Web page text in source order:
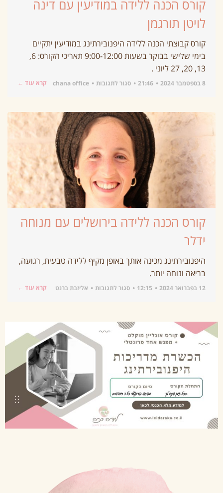
קורס הכנה ללידה במודיעין עם דינה
לויטן תורגמן
קורס קבוצתי הכנה ללידה היפנובירתינג במודיעין יתקיים
בימי שלישי בבוקר בשעות 9:00-12:00 תאריכי הקורס: 6,
13, 20, 27 ליוני .
8 בספטמבר 2024 21:46 סגור לתגובות chana office קרא עוד ←
קורס הכנה ללידה בירושלים עם מנוחה
ידלר
היפנובירתינג מכינה אותך באופן מקיף ללידה טבעית, רגועה,
בריאה ונוחה יותר.
12 בפברואר 2024 12:15 סגור לתגובות אליזבת ברנט קרא עוד ←